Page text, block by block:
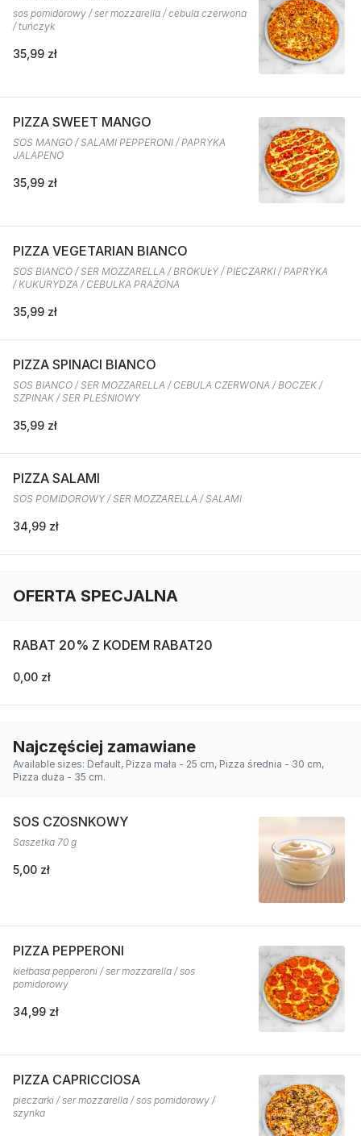
sos pomidorowy / ser mozzarella / cebula czerwona
/ tuńczyk
35,99 zł
PIZZA SWEET MANGO
SOS MANGO / SALAMI PEPPERONI / PAPRYKA
JALAPENO
35,99 zł
PIZZA VEGETARIAN BIANCO
SOS BIANCO / SER MOZZARELLA / BROKUŁY / PIECZARKI / PAPRYKA
/ KUKURYDZA / CEBULKA PRAŻONA
35,99 zł
PIZZA SPINACI BIANCO
SOS BIANCO / SER MOZZARELLA / CEBULA CZERWONA / BOCZEK /
SZPINAK / SER PLEŚNIOWY
35,99 zł
PIZZA SALAMI
SOS POMIDOROWY / SER MOZZARELLA / SALAMI
34,99 zł
OFERTA SPECJALNA
RABAT 20% Z KODEM RABAT20
0,00 zł
Najczęściej zamawiane
Available sizes: Default, Pizza mała - 25 cm, Pizza średnia - 30 cm,
Pizza duża - 35 cm.
SOS CZOSNKOWY
Saszetka 70 g
5,00 zł
PIZZA PEPPERONI
kiełbasa pepperoni / ser mozzarella / sos
pomidorowy
34,99 zł
PIZZA CAPRICCIOSA
pieczarki / ser mozzarella / sos pomidorowy /
szynka